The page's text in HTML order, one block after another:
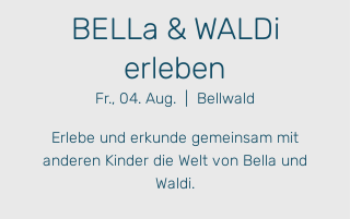
BELLa & WALDi
erleben
Fr., 04. Aug. Bellwald
Erlebe und erkunde gemeinsam mit
anderen Kinder die Welt von Bella und
Waldi.